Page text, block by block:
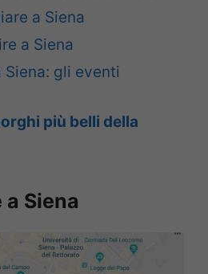
a Siena
a Siena
Siena: gli eventi
più belli della
Siena